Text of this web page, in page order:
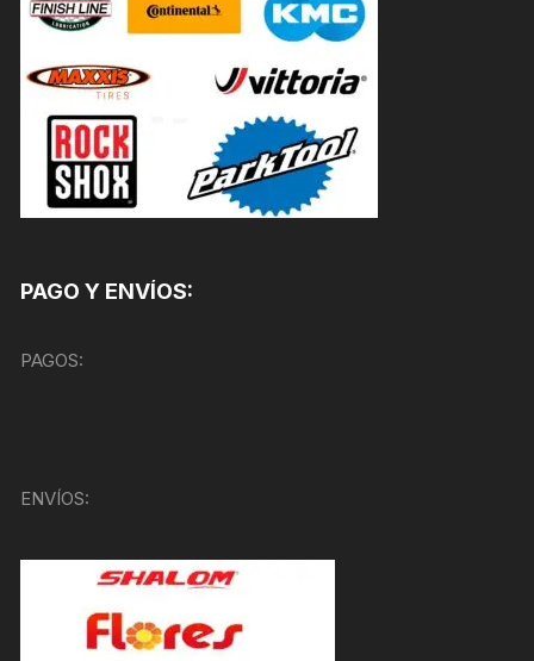
PAGO Y ENVÍOS:
PAGOS:
ENVÍOS: